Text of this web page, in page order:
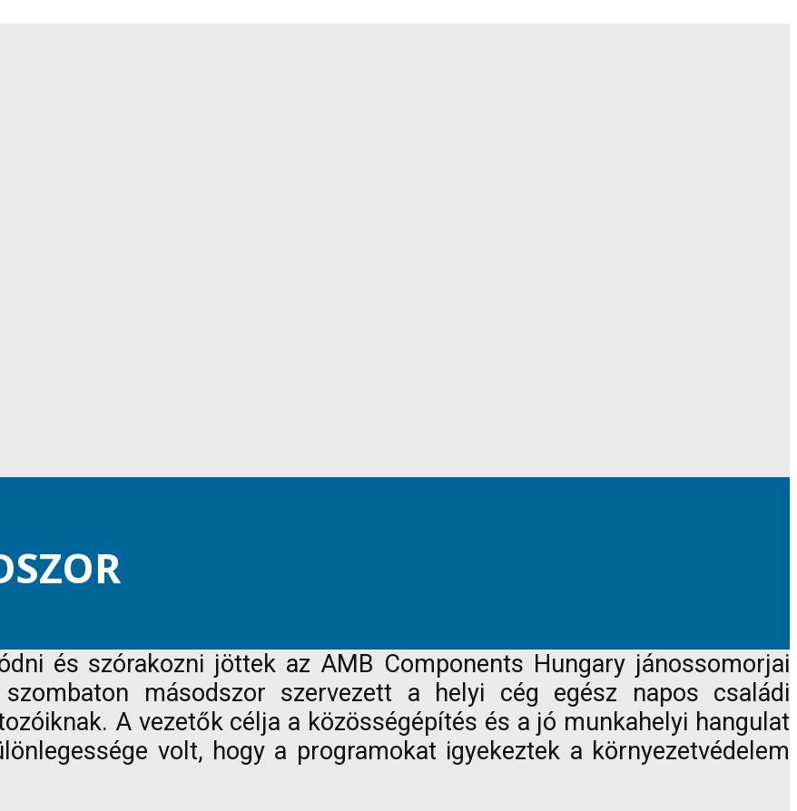
és szórakozni jöttek az AMB Components Hungary jánossomorjai
másodszor szervezett a helyi cég egész napos családi
A vezetők célja a közösségépítés és a jó munkahelyi hangulat
volt, hogy a programokat igyekeztek a környezetvédelem